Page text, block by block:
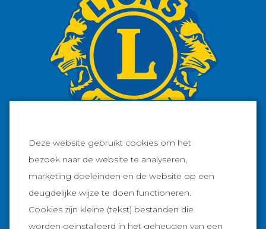
Facebook
Instagram
Deze website gebruikt cookies om het
bezoek naar de website te analyseren,
marketing doeleinden en de website op een
deugdelijke wijze te doen functioneren.
Cookies zijn kleine (tekst) bestanden die
worden geïnstalleerd in het geheugen van een